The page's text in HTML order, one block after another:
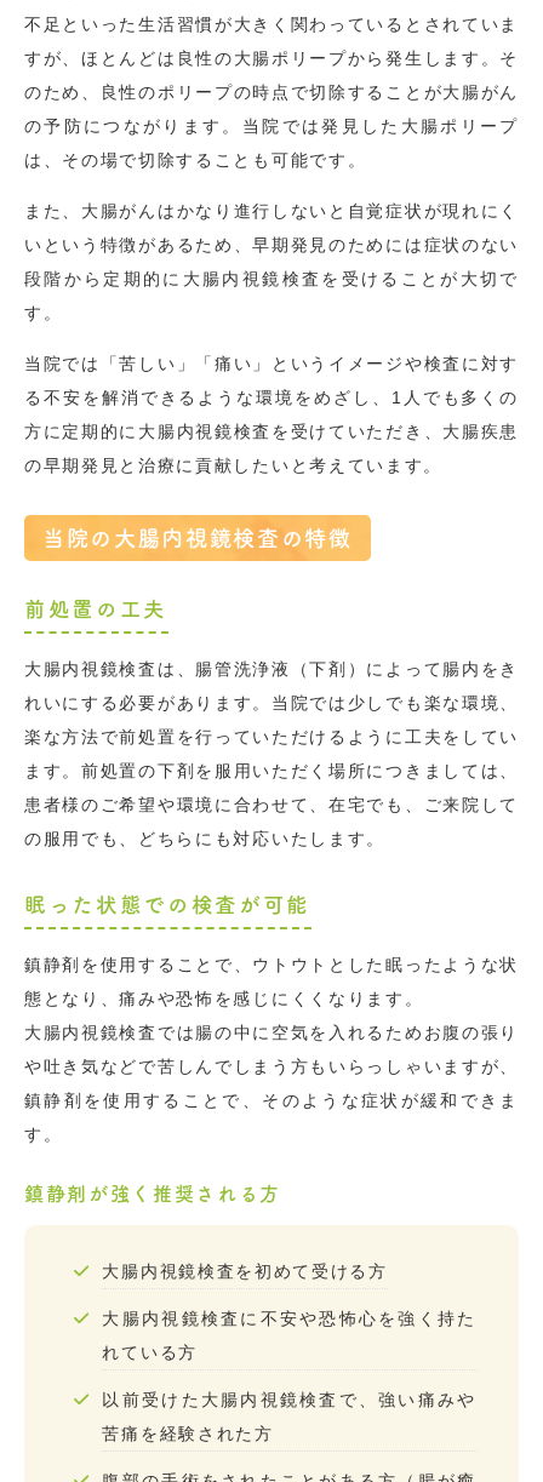
不足といった生活習慣が大きく関わっているとされていま
すが、ほとんどは良性の大腸ポリープから発生します。そ
のため、良性のポリープの時点で切除することが大腸がん
の予防につながります。当院では発見した大腸ポリープ
は、その場で切除することも可能です。
また、大腸がんはかなり進行しないと自覚症状が現れにく
いという特徴があるため、早期発見のためには症状のない
段階から定期的に大腸内視鏡検査を受けることが大切で
す。
当院では「苦しい」「痛い」というイメージや検査に対す
る不安を解消できるような環境をめざし、1人でも多くの
方に定期的に大腸内視鏡検査を受けていただき、大腸疾患
の早期発見と治療に貢献したいと考えています。
当院の大腸内視鏡検査の特徴
前処置の工夫
大腸内視鏡検査は、腸管洗浄液（下剤）によって腸内をき
れいにする必要があります。当院では少しでも楽な環境、
楽な方法で前処置を行っていただけるように工夫をしてい
ます。前処置の下剤を服用いただく場所につきましては、
患者様のご希望や環境に合わせて、在宅でも、ご来院して
の服用でも、どちらにも対応いたします。
眠った状態での検査が可能
鎮静剤を使用することで、ウトウトとした眠ったような状
態となり、痛みや恐怖を感じにくくなります。
大腸内視鏡検査では腸の中に空気を入れるためお腹の張り
や吐き気などで苦しんでしまう方もいらっしゃいますが、
鎮静剤を使用することで、そのような症状が緩和できま
す。
鎮静剤が強く推奨される方
大腸内視鏡検査を初めて受ける方
大腸内視鏡検査に不安や恐怖心を強く持た
れている方
以前受けた大腸内視鏡検査で、強い痛みや
苦痛を経験された方